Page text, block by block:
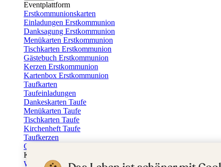
Eventplattform
Erstkommunionskarten
Einladungen Erstkommunion
Danksagung Erstkommunion
Menükarten Erstkommunion
Tischkarten Erstkommunion
Gästebuch Erstkommunion
Kerzen Erstkommunion
Kartenbox Erstkommunion
Taufkarten
Taufeinladungen
Dankeskarten Taufe
Menükarten Taufe
Tischkarten Taufe
Kirchenheft Taufe
Taufkerzen
Gästebuch Taufe
Kartenbox Taufe
Willkommensschilder Taufe